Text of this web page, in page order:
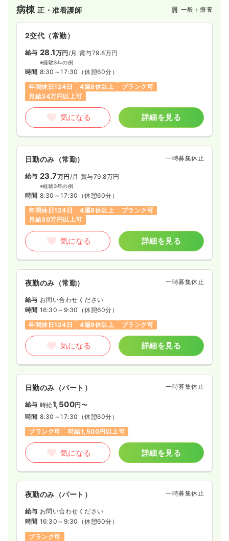
病棟正・准看護師 一般＋療養
2交代（常勤）
給与 28.1万円/月 賞与79.8万円
※経験3年の例
時間 8:30～17:30 （休憩60分）
年間休日124日
4週8休以上
ブランク可
月給34万円以上可
気になる 詳細を見る
日勤のみ（常勤） 一時募集休止
給与 23.7万円 /月 賞与79.8万円
※経験3年の例
時間 8:30～17:30 （休憩60分）
年間休日124日
4週8休以上
ブランク可
月給30万円以上可
気になる 詳細を見る
夜勤のみ（常勤） 一時募集休止
給与 お問い合わせください
時間 16:30～9:30 （休憩60分）
年間休日124日
4週8休以上 ブランク可
気になる 詳細を見る
日勤のみ（パート） 一時募集休止
給与 時給1,500円〜
時間 8:30～17:30 （休憩60分）
ブランク可
時給1,500円以上可
気になる 詳細を見る
夜勤のみ（パート） 一時募集休止
給与 お問い合わせください
時間 16:30～9:30 （休憩60分）
ブランク可